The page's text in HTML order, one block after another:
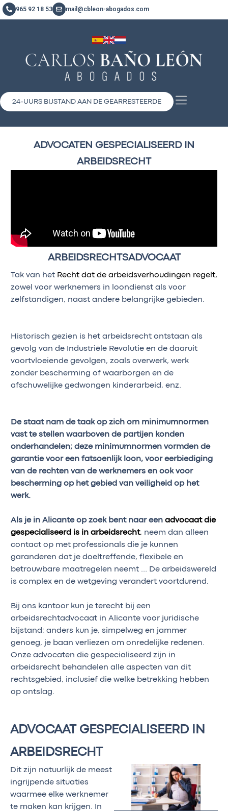
965 92 18 53 mail@cbleon-abogados.com
24-UURS BIJSTAND AAN DE GEARRESTEERDE
ADVOCATEN GESPECIALISEERD IN
ARBEIDSRECHT
ARBEIDSRECHTSADVOCAAT
Tak van het Recht dat de arbeidsverhoudingen regelt,
zowel voor werknemers in loondienst als voor
zelfstandigen, naast andere belangrijke gebieden.
Historisch gezien is het arbeidsrecht ontstaan als
gevolg van de Industriële Revolutie en de daaruit
voortvloeiende gevolgen, zoals overwerk, werk
zonder bescherming of waarborgen en de
afschuwelijke gedwongen kinderarbeid, enz.
De staat nam de taak op zich om minimumnormen
vast te stellen waarboven de partijen konden
onderhandelen; deze minimumnormen vormden de
garantie voor een fatsoenlijk loon, voor eerbiediging
van de rechten van de werknemers en ook voor
bescherming op het gebied van veiligheid op het
werk.
Als je in Alicante op zoek bent naar een advocaat die
gespecialiseerd is in arbeidsrecht, neem dan alleen
contact op met professionals die je kunnen
garanderen dat je doeltreffende, flexibele en
betrouwbare maatregelen neemt … De arbeidswereld
is complex en de wetgeving verandert voortdurend.
Bij ons kantoor kun je terecht bij een
arbeidsrechtadvocaat in Alicante voor juridische
bijstand; anders kun je, simpelweg en jammer
genoeg, je baan verliezen om onredelijke redenen.
Onze advocaten die gespecialiseerd zijn in
arbeidsrecht behandelen alle aspecten van dit
rechtsgebied, inclusief die welke betrekking hebben
op ontslag.
ADVOCAAT GESPECIALISEERD IN
ARBEIDSRECHT
Dit zijn natuurlijk de meest
ingrijpende situaties
waarmee elke werknemer
te maken kan krijgen. In